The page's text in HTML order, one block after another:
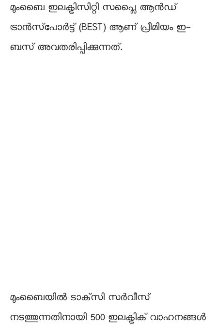
മുംബൈ ഇലക്ട്രിസിറ്റി സപ്ലൈ ആൻഡ്
ട്രാൻസ്‌പോർട്ട് (BEST) ആണ് പ്രീമിയം ഇ-
ബസ് അവതരിപ്പിക്കുന്നത്.
മുംബൈയിൽ ടാക്‌സി സർവീസ്
നടത്തുന്നതിനായി 500 ഇലക്ട്രിക് വാഹനങ്ങൾ